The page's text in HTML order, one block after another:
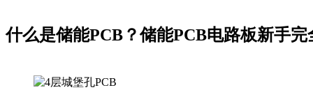
什么是储能PCB？储能PCB电路板新手完